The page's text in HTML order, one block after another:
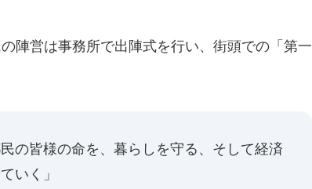
陣営は事務所で出陣式を行い、街頭での「第一
の皆様の命を、暮らしを守る、そして経済
いく」